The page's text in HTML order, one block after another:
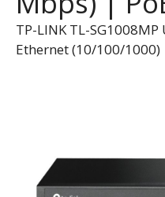
TP-LINK TL-
Ethernet (10/100/1000)